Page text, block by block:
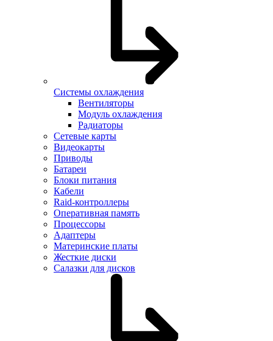
Системы охлаждения
Вентиляторы
Модуль охлаждения
Радиаторы
Сетевые карты
Видеокарты
Приводы
Батареи
Блоки питания
Кабели
Raid-контроллеры
Оперативная память
Процессоры
Адаптеры
Материнские платы
Жесткие диски
Салазки для дисков